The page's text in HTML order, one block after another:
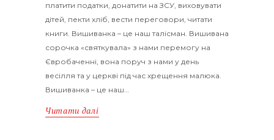
платити податки, донатити на ЗСУ, виховувати
дітей, пекти хліб, вести переговори, читати
книги. Вишиванка – це наш талісман. Вишивана
сорочка «святкувала» з нами перемогу на
Євробаченні, вона поруч з нами у день
весілля та у церкві під час хрещення малюка.
Вишиванка – це наш…
Читати далі